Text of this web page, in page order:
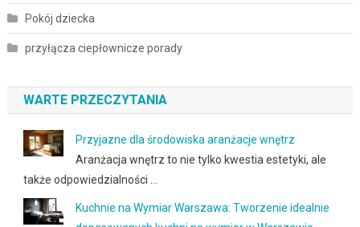
Pokój dziecka
przyłącza ciepłownicze porady
WARTE PRZECZYTANIA
Przyjazne dla środowiska aranżacje wnętrz
Aranżacja wnętrz to nie tylko kwestia estetyki, ale
także odpowiedzialności …
Kuchnie na Wymiar Warszawa: Tworzenie idealnie